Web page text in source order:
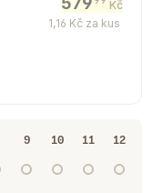
Kč
1,16 Kč za kus
9 10 11 12